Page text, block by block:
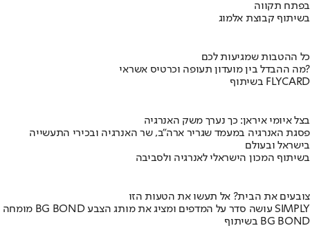
בפתח תקווה
בשיתוף קבוצת אלמוג
כל ההטבות שמגיעות לכם
מה ההבדל בין מועדון תעופה וכרטיס אשראי?
בשיתוף FLYCARD
בצל איומי איראן: כך נערך משק האנרגיה
פסגת האנרגיה במעמד שגריר ארה"ב, שר האנרגיה ובכירי התעשייה
בישראל ובעולם
בשיתוף המכון הישראלי לאנרגיה ולסביבה
צובעים את הבית? אל תעשו את הטעות הזו
מומחה BG BOND עושה סדר על המדפים ומציג את מותג הצבע SIMPLY
בשיתוף BG BOND